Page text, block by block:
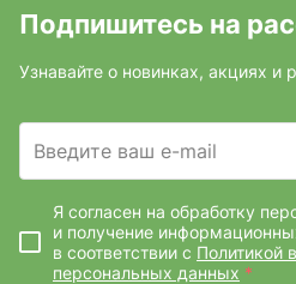
Подпишитесь на
Узнавайте о новинках, акциях и
Введите ваш e-mail
Я согласен на обработку
и получение
в соответствии с Политикой
персональных данных *